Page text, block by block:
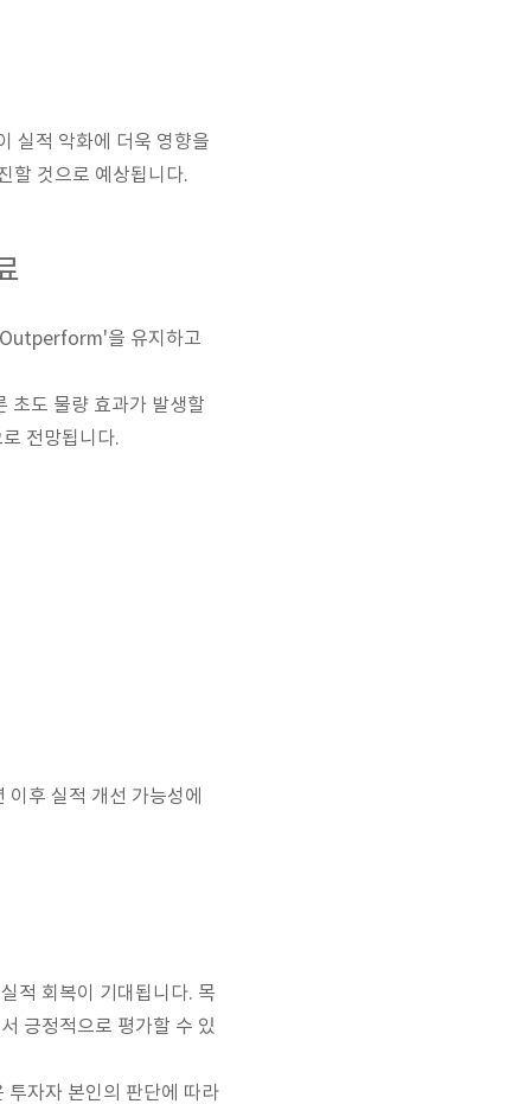
실적 악화에 더욱 영향을
할 것으로 예상됩니다.
을 유지하고
초도 물량 효과가 발생할
전망됩니다.
후 실적 개선 가능성에
적 회복이 기대됩니다. 목
긍정적으로 평가할 수 있
투자자 본인의 판단에 따라